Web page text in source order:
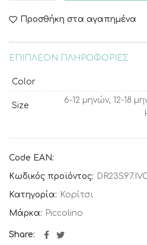
Προσθήκη στα αγαπημένα
ΕΠΙΠΛΈΟΝ ΠΛΗΡΟΦΟΡΊΕΣ
Color
Size
6-12 μηνών, 12-18
Code EAN:
Κωδικός προϊόντος:
Κατηγορία: Κορίτσι
Μάρκα: Piccolino
Share